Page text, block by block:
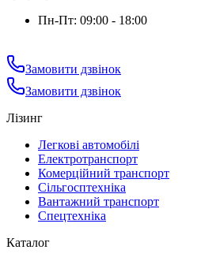
Пн-Пт: 09:00 - 18:00
Замовити дзвінок
Замовити дзвінок
Лізинг
Легкові автомобілі
Електротранспорт
Комерційний транспорт
Сільгосптехніка
Вантажний транспорт
Спецтехніка
Каталог